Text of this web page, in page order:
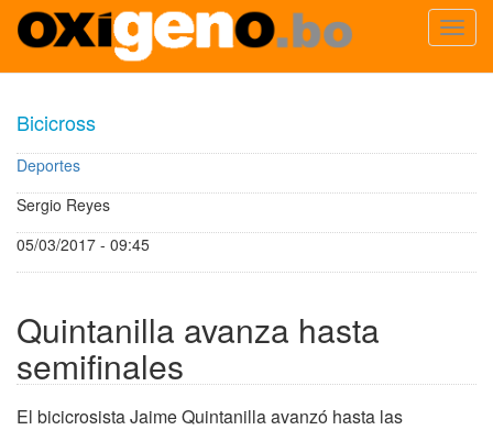
contenido
principal
Bicicross
Deportes
Sergio Reyes
05/03/2017 - 09:45
Quintanilla avanza hasta
semifinales
El bicicrosista Jaime Quintanilla avanzó hasta las